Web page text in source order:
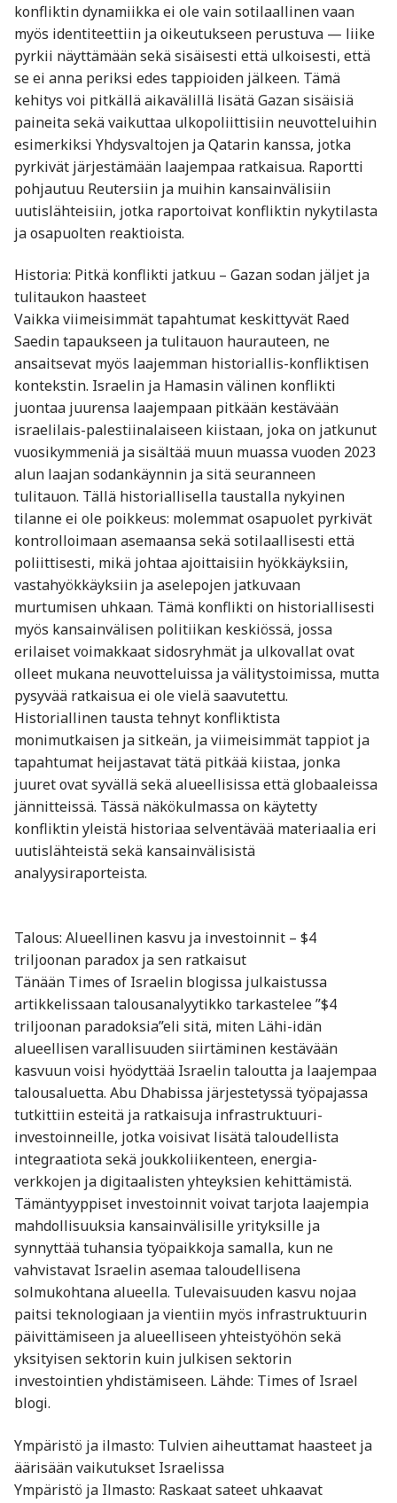
konfliktin dynamiikka ei ole vain sotilaallinen vaan
myös identiteettiin ja oikeutukseen perustuva — liike
pyrkii näyttämään sekä sisäisesti että ulkoisesti, että
se ei anna periksi edes tappioiden jälkeen. Tämä
kehitys voi pitkällä aikavälillä lisätä Gazan sisäisiä
paineita sekä vaikuttaa ulkopoliittisiin neuvotteluihin
esimerkiksi Yhdysvaltojen ja Qatarin kanssa, jotka
pyrkivät järjestämään laajempaa ratkaisua. Raportti
pohjautuu Reutersiin ja muihin kansainvälisiin
uutislähteisiin, jotka raportoivat konfliktin nykytilasta
ja osapuolten reaktioista.
Historia: Pitkä konflikti jatkuu – Gazan sodan jäljet ja
tulitaukon haasteet
Vaikka viimeisimmät tapahtumat keskittyvät Raed
Saedin tapaukseen ja tulitauon haurauteen, ne
ansaitsevat myös laajemman historiallis-konfliktisen
kontekstin. Israelin ja Hamasin välinen konflikti
juontaa juurensa laajempaan pitkään kestävään
israelilais-palestiinalaiseen kiistaan, joka on jatkunut
vuosikymmeniä ja sisältää muun muassa vuoden 2023
alun laajan sodankäynnin ja sitä seuranneen
tulitauon. Tällä historiallisella taustalla nykyinen
tilanne ei ole poikkeus: molemmat osapuolet pyrkivät
kontrolloimaan asemaansa sekä sotilaallisesti että
poliittisesti, mikä johtaa ajoittaisiin hyökkäyksiin,
vastahyökkäyksiin ja aselepojen jatkuvaan
murtumisen uhkaan. Tämä konflikti on historiallisesti
myös kansainvälisen politiikan keskiössä, jossa
erilaiset voimakkaat sidosryhmät ja ulkovallat ovat
olleet mukana neuvotteluissa ja välitystoimissa, mutta
pysyvää ratkaisua ei ole vielä saavutettu.
Historiallinen tausta tehnyt konfliktista
monimutkaisen ja sitkeän, ja viimeisimmät tappiot ja
tapahtumat heijastavat tätä pitkää kiistaa, jonka
juuret ovat syvällä sekä alueellisissa että globaaleissa
jännitteissä. Tässä näkökulmassa on käytetty
konfliktin yleistä historiaa selventävää materiaalia eri
uutislähteistä sekä kansainvälisistä
analyysiraporteista.
Talous: Alueellinen kasvu ja investoinnit – $4
triljoonan paradox ja sen ratkaisut
Tänään Times of Israelin blogissa julkaistussa
artikkelissaan talousanalyytikko tarkastelee ”$4
triljoonan paradoksia”eli sitä, miten Lähi-idän
alueellisen varallisuuden siirtäminen kestävään
kasvuun voisi hyödyttää Israelin taloutta ja laajempaa
talousaluetta. Abu Dhabissa järjestetyssä työpajassa
tutkittiin esteitä ja ratkaisuja infrastruktuuri-
investoinneille, jotka voisivat lisätä taloudellista
integraatiota sekä joukkoliikenteen, energia-
verkkojen ja digitaalisten yhteyksien kehittämistä.
Tämäntyyppiset investoinnit voivat tarjota laajempia
mahdollisuuksia kansainvälisille yrityksille ja
synnyttää tuhansia työpaikkoja samalla, kun ne
vahvistavat Israelin asemaa taloudellisena
solmukohtana alueella. Tulevaisuuden kasvu nojaa
paitsi teknologiaan ja vientiin myös infrastruktuurin
päivittämiseen ja alueelliseen yhteistyöhön sekä
yksityisen sektorin kuin julkisen sektorin
investointien yhdistämiseen. Lähde: Times of Israel
blogi.
Ympäristö ja ilmasto: Tulvien aiheuttamat haasteet ja
äärisään vaikutukset Israelissa
Ympäristö ja Ilmasto: Raskaat sateet uhkaavat